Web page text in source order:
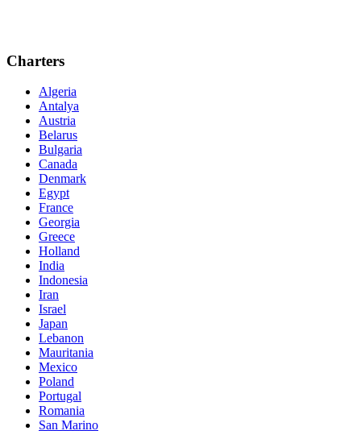
Charters
Algeria
Antalya
Austria
Belarus
Bulgaria
Canada
Denmark
Egypt
France
Georgia
Greece
Holland
India
Indonesia
Iran
Israel
Japan
Lebanon
Mauritania
Mexico
Poland
Portugal
Romania
San Marino